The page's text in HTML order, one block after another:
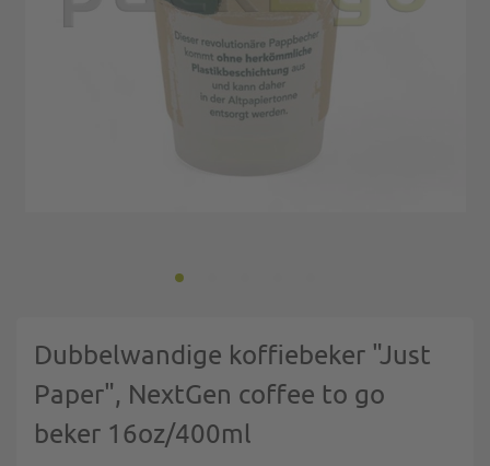
Dubbelwandige koffiebeker "Just
Paper", NextGen coffee to go
beker 16oz/400ml